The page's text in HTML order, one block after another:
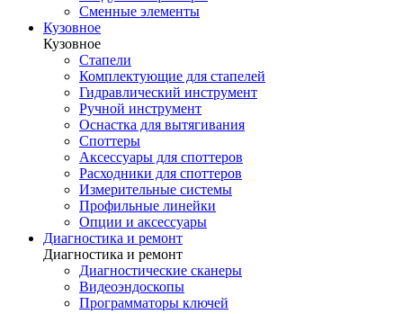
Сменные элементы
Кузовное
Кузовное
Стапели
Комплектующие для стапелей
Гидравлический инструмент
Ручной инструмент
Оснастка для вытягивания
Споттеры
Аксессуары для споттеров
Расходники для споттеров
Измерительные системы
Профильные линейки
Опции и аксессуары
Диагностика и ремонт
Диагностика и ремонт
Диагностические сканеры
Видеоэндоскопы
Программаторы ключей